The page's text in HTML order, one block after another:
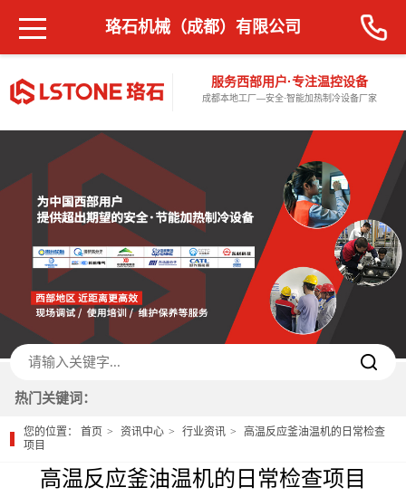
服务西部用户·专注温控设备
成都本地工厂—安全·智能加热制冷设备厂家
珞石机械（成都）有限公司
热门关键词：
您的位置：首页 资讯中心 行业资讯
高温反应釜油温机的日常检查
项目
高温反应釜油温机的日常检查项目